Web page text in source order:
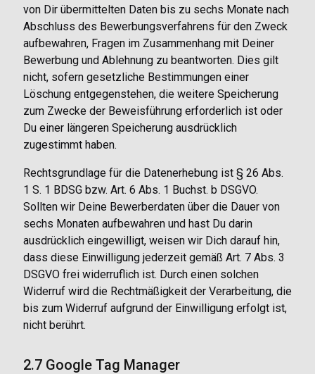
von Dir übermittelten Daten bis zu sechs Monate nach
Abschluss des Bewerbungsverfahrens für den Zweck
aufbewahren, Fragen im Zusammenhang mit Deiner
Bewerbung und Ablehnung zu beantworten. Dies gilt
nicht, sofern gesetzliche Bestimmungen einer
Löschung entgegenstehen, die weitere Speicherung
zum Zwecke der Beweisführung erforderlich ist oder
Du einer längeren Speicherung ausdrücklich
zugestimmt haben.
Rechtsgrundlage für die Datenerhebung ist § 26 Abs.
1 S. 1 BDSG bzw. Art. 6 Abs. 1 Buchst. b DSGVO.
Sollten wir Deine Bewerberdaten über die Dauer von
sechs Monaten aufbewahren und hast Du darin
ausdrücklich eingewilligt, weisen wir Dich darauf hin,
dass diese Einwilligung jederzeit gemäß Art. 7 Abs. 3
DSGVO frei widerruflich ist. Durch einen solchen
Widerruf wird die Rechtmäßigkeit der Verarbeitung, die
bis zum Widerruf aufgrund der Einwilligung erfolgt ist,
nicht berührt.
2.7 Google Tag Manager